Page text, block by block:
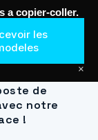
de
notre
!
a copier-coller.
les
×